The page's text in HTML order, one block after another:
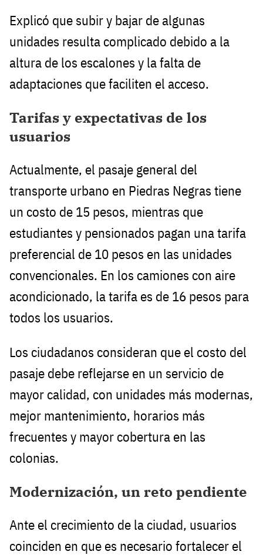
Explicó que subir y bajar de algunas
unidades resulta complicado debido a la
altura de los escalones y la falta de
adaptaciones que faciliten el acceso.
Tarifas y expectativas de los
usuarios
Actualmente, el pasaje general del
transporte urbano en Piedras Negras tiene
un costo de 15 pesos, mientras que
estudiantes y pensionados pagan una tarifa
preferencial de 10 pesos en las unidades
convencionales. En los camiones con aire
acondicionado, la tarifa es de 16 pesos para
todos los usuarios.
Los ciudadanos consideran que el costo del
pasaje debe reflejarse en un servicio de
mayor calidad, con unidades más modernas,
mejor mantenimiento, horarios más
frecuentes y mayor cobertura en las
colonias.
Modernización, un reto pendiente
Ante el crecimiento de la ciudad, usuarios
coinciden en que es necesario fortalecer el